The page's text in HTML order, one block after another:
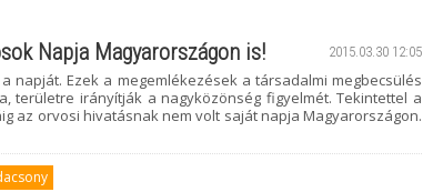
2015.03.30 12:05
Napja Magyarországon is!
napját. Ezek a megemlékezések a társadalmi megbecsülés
területre irányítják a nagyközönség figyelmét. Tekintettel a
az orvosi hivatásnak nem volt saját napja Magyarországon.